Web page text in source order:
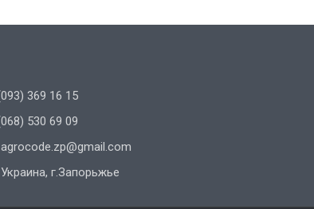
369 16 15
530 69 09
agrocode.zp@gmail.com
Украина, г.Запорьжье